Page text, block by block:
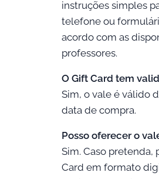
instruções simples
telefone ou
acordo com as
professores.
O Gift Card tem
Sim, o vale é válido
data de compra.
Posso oferecer o
Sim. Caso pretenda,
Card em formato